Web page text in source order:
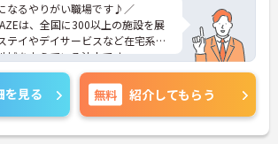
なるやりがい職場です♪／
は、全国に300以上の施設を展
テイやデイサービスなど在宅系サ
域を支えている法人です。
の生活を続けられるよう、多職種
援する体制が整っており、施設と
間”の役割を担っています。
は、相談業務と介護現場の両方に
です。利用者様やご家族、ケアマ
を見る 無料 紹介してもらう